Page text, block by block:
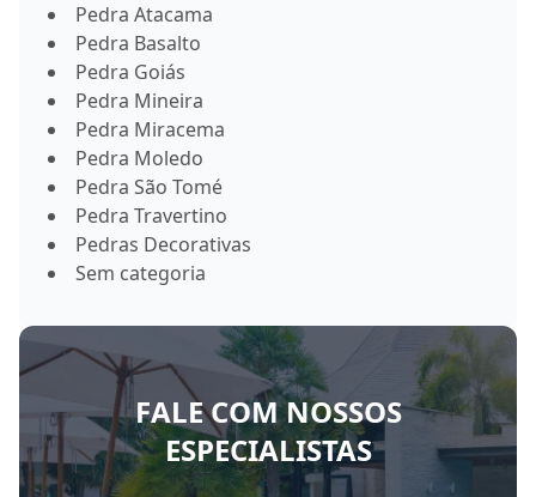
Pedra Atacama
Pedra Basalto
Pedra Goiás
Pedra Mineira
Pedra Miracema
Pedra Moledo
Pedra São Tomé
Pedra Travertino
Pedras Decorativas
Sem categoria
FALE COM NOSSOS
ESPECIALISTAS